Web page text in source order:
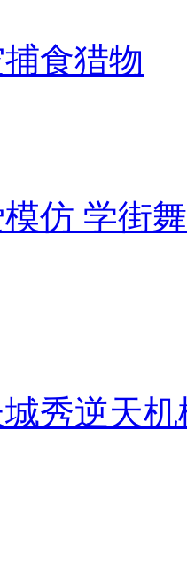
食猎物
仿 学街
秀逆天机